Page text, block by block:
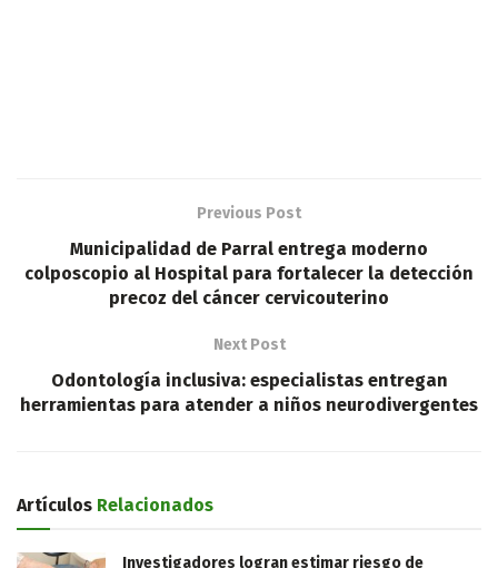
Previous Post
Municipalidad de Parral entrega moderno
colposcopio al Hospital para fortalecer la detección
precoz del cáncer cervicouterino
Next Post
Odontología inclusiva: especialistas entregan
herramientas para atender a niños neurodivergentes
Artículos Relacionados
Investigadores logran estimar riesgo de